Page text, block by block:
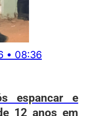
• 08:36
espancar e
12 anos em